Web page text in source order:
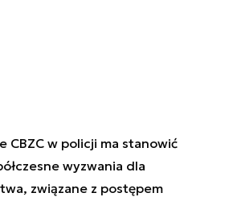
CBZC w policji ma stanowić
wyzwania dla
związane z postępem